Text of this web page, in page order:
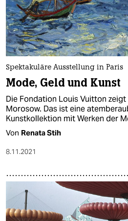
Spektakuläre Ausstellung in Paris
Mode, Geld und Kunst
Die Fondation Louis Vuitton
Morosow. Das ist eine
Kunstkollektion mit Werken der
Von Renata Stih
8.11.2021